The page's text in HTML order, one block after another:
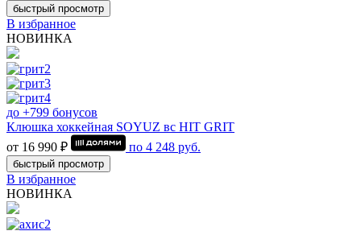
быстрый просмотр
В избранное
НОВИНКА
до +799 бонусов
Клюшка хоккейная SOYUZ вс HIT GRIT
от 16 990 ₽
по 4 248 руб.
быстрый просмотр
В избранное
НОВИНКА